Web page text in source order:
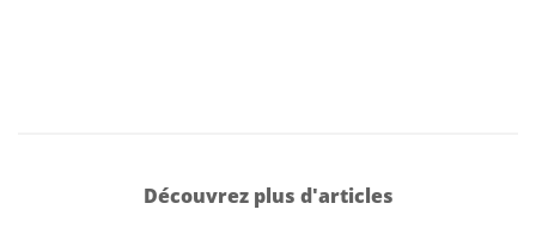
Découvrez plus d'articles